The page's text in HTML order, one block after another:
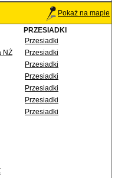
Pokaż na mapie
PRZESIADKI
Przesiadki
NŻ
Przesiadki
Przesiadki
Przesiadki
Przesiadki
Przesiadki
Przesiadki